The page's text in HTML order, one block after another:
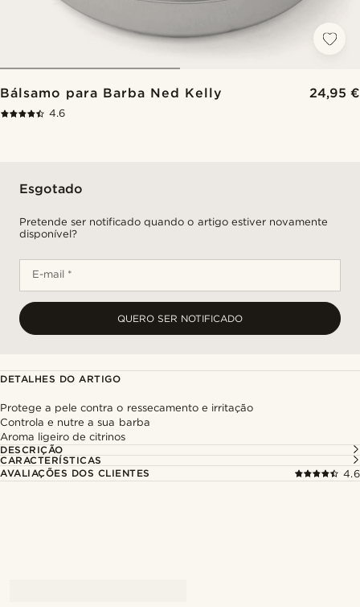
Bálsamo para Barba Ned Kelly 24,95 €
4.6
Esgotado
Pretende ser notificado quando o artigo estiver novamente
disponível?
E-mail *
QUERO SER NOTIFICADO
DETALHES DO ARTIGO
Protege a pele contra o ressecamento e irritação
Controla e nutre a sua barba
Aroma ligeiro de citrinos
DESCRIÇÃO
CARACTERÍSTICAS
AVALIAÇÕES DOS CLIENTES
4.6